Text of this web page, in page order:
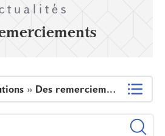
» Des remerciements